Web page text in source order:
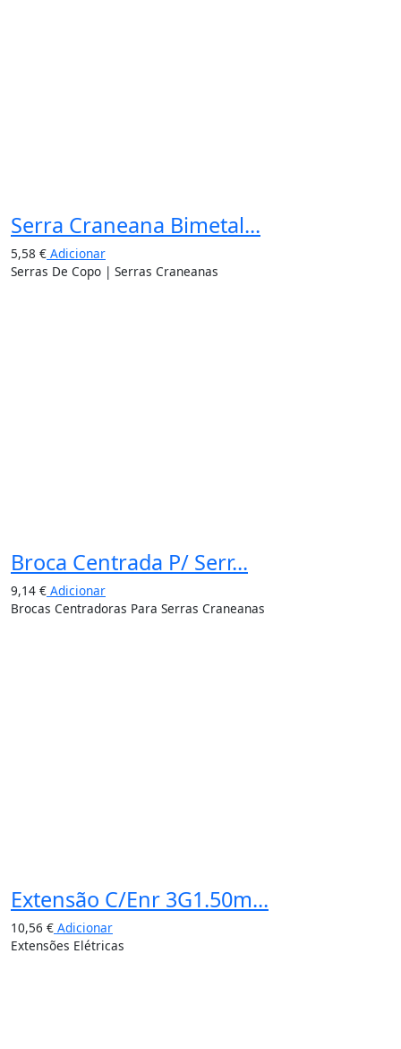
Serra Craneana Bimetal...
5,58 € Adicionar
Serras De Copo | Serras Craneanas
Broca Centrada P/ Serr...
9,14 € Adicionar
Brocas Centradoras Para Serras Craneanas
Extensão C/Enr 3G1.50m...
10,56 € Adicionar
Extensões Elétricas